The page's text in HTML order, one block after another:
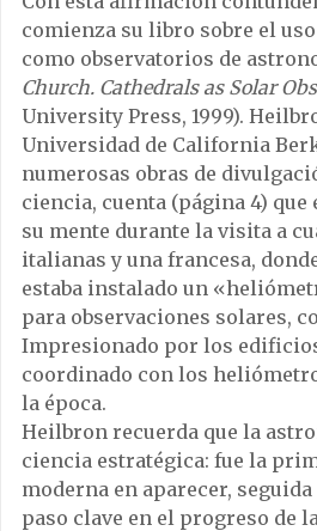
comienza su libro sobre el
como observatorios de
Church. Cathedrals as Solar
University Press, 1999).
Universidad de California
numerosas obras de
ciencia, cuenta (página 4)
su mente durante la visita a
italianas y una francesa,
estaba instalado un
para observaciones solares,
Impresionado por los
coordinado con los
la época.
Heilbron recuerda que la
ciencia estratégica: fue la
moderna en aparecer,
paso clave en el progreso de